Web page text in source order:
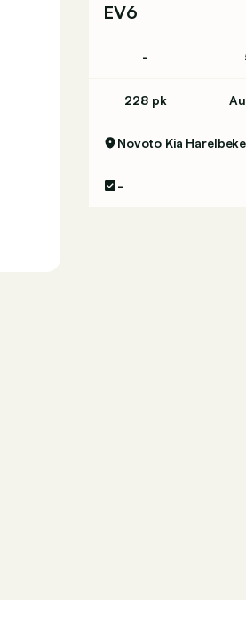
EV6
-
228 pk
Novoto Kia Harelbeke
-